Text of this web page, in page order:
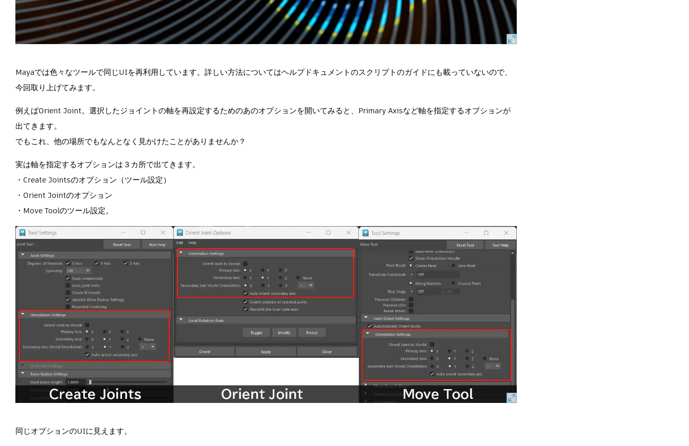
Mayaでは色々なツールで同じUIを再利用しています。詳しい方法についてはヘルプドキュメントのスクリプトのガイドにも載っていないので、
今回取り上げてみます。
例えばOrient Joint。選択したジョイントの軸を再設定するためのあのオプションを開いてみると、Primary Axisなど軸を指定するオプションが
出てきます。
でもこれ、他の場所でもなんとなく見かけたことがありませんか？
実は軸を指定するオプションは３カ所で出てきます。
・Create Jointsのオプション（ツール設定）
・Orient Jointのオプション
・Move Toolのツール設定。
同じオプションのUIに見えます。